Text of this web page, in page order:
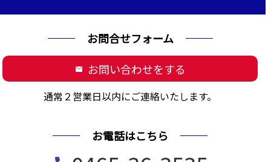
お問合せフォーム
mail お問い合わせをする
通常２営業日以内にご連絡いたします。
お電話はこちら